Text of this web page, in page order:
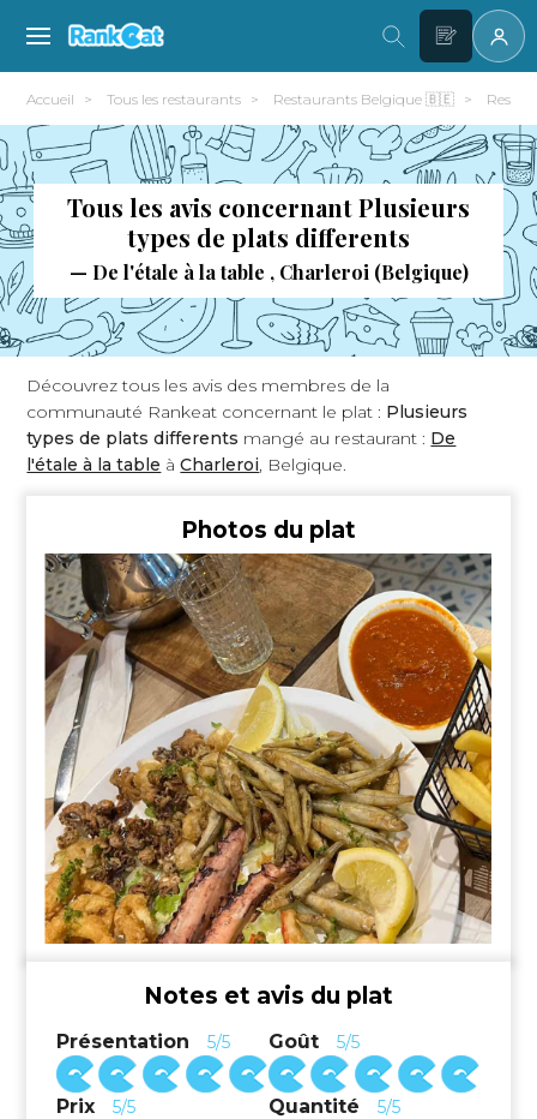
Accueil Tous les restaurants Restaurants Belgique 🇧🇪
Tous les avis concernant Plusieurs
types de plats differents
— De l'étale à la table , Charleroi (Belgique)
Découvrez tous les avis des membres de la
communauté Rankeat concernant le plat : Plusieurs
types de plats differents mangé au restaurant : De
l'étale à la table àCharleroi, Belgique.
Photos du plat
Notes et avis du plat
Présentation 5/5 Goût 5/5
Prix 5/5 Quantité 5/5